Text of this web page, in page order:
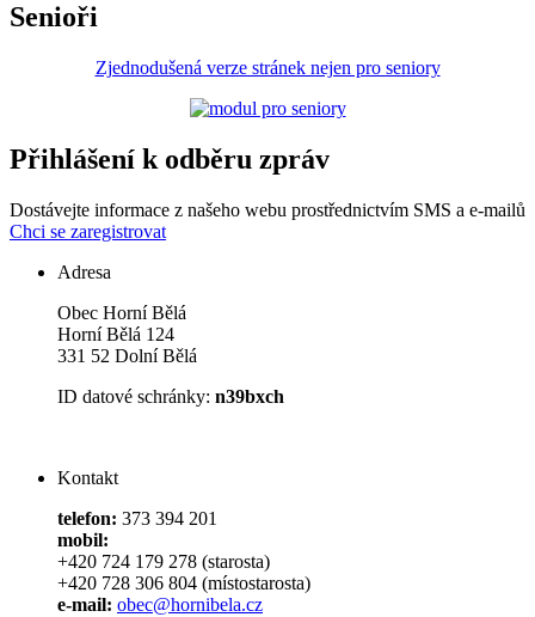
Senioři
Zjednodušená verze stránek nejen pro seniory
Přihlášení k odběru zpráv
Dostávejte informace z našeho webu prostřednictvím SMS a e-mailů
Chci se zaregistrovat
Adresa
Obec Horní Bělá
Horní Bělá 124
331 52 Dolní Bělá
ID datové schránky: n39bxch
Kontakt
telefon: 373 394 201
mobil:
+420 724 179 278 (starosta)
+420 728 306 804 (místostarosta)
e-mail: obec@hornibela.cz